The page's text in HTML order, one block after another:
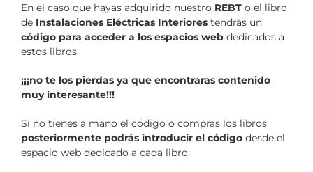
En el caso que hayas adquirido nuestro REBT o el libro
de Instalaciones Eléctricas Interiores tendrás un
código para acceder a los espacios web dedicados a
estos libros.
¡¡¡no te los pierdas ya que encontraras contenido
muy interesante!!!
Si no tienes a mano el código o compras los libros
posteriormente podrás introducir el código desde el
espacio web dedicado a cada libro.